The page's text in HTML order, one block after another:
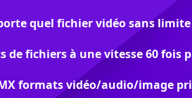
quel fichier vidéo sans limite
de fichiers à une vitesse 60 fois
formats vidéo/audio/image